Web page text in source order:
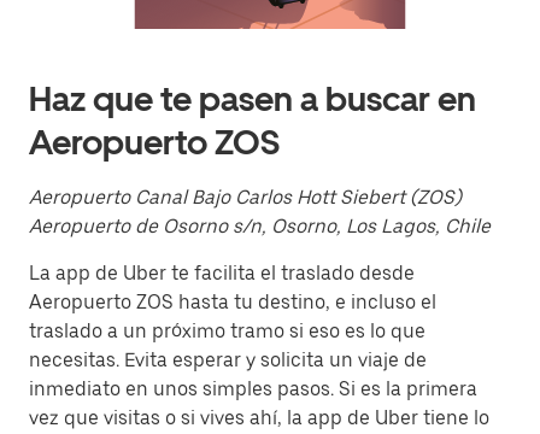
cerrar
el
calendario.
Haz que te pasen a buscar en
Aeropuerto ZOS
Aeropuerto Canal Bajo Carlos Hott Siebert (ZOS)
Aeropuerto de Osorno s/n, Osorno, Los Lagos, Chile
La app de Uber te facilita el traslado desde
Aeropuerto ZOS hasta tu destino, e incluso el
traslado a un próximo tramo si eso es lo que
necesitas. Evita esperar y solicita un viaje de
inmediato en unos simples pasos. Si es la primera
vez que visitas o si vives ahí, la app de Uber tiene lo